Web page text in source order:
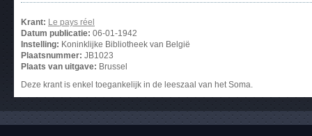
Krant: Le pays réel
Datum publicatie: 06-01-1942
Instelling: Koninklijke Bibliotheek van België
Plaatsnummer: JB1023
Plaats van uitgave: Brussel
Deze krant is enkel toegankelijk in de leeszaal van het Soma.